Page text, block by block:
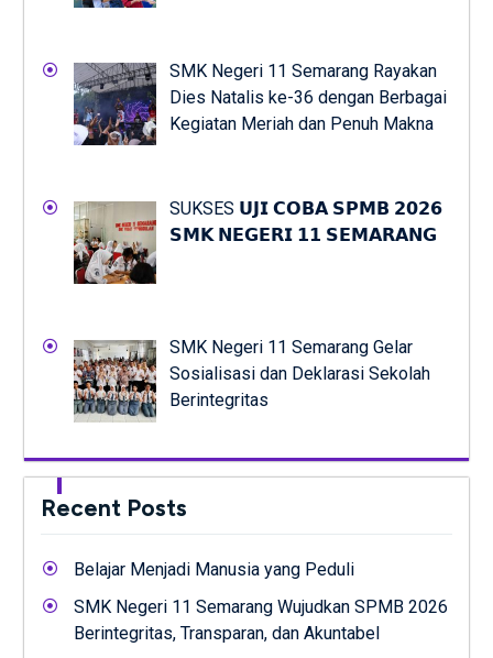
SMK Negeri 11 Semarang Rayakan
Dies Natalis ke-36 dengan Berbagai
Kegiatan Meriah dan Penuh Makna
SUKSES 𝗨𝗝𝗜 𝗖𝗢𝗕𝗔 𝗦𝗣𝗠𝗕 𝟮𝟬𝟮𝟲
𝗦𝗠𝗞 𝗡𝗘𝗚𝗘𝗥𝗜 𝟭𝟭 𝗦𝗘𝗠𝗔𝗥𝗔𝗡𝗚
SMK Negeri 11 Semarang Gelar
Sosialisasi dan Deklarasi Sekolah
Berintegritas
Recent Posts
Belajar Menjadi Manusia yang Peduli
SMK Negeri 11 Semarang Wujudkan SPMB 2026
Berintegritas, Transparan, dan Akuntabel